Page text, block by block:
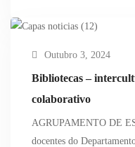
Outubro 3, 2024
Bibliotecas –
colaborativo
AGRUPAMENTO DE
docentes do